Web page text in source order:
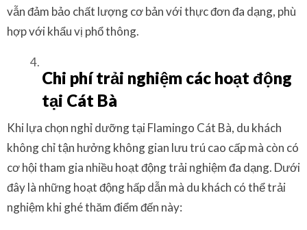
vẫn đảm bảo chất lượng cơ bản với thực đơn đa dạng, phù
hợp với khẩu vị phổ thông.
Chi phí trải nghiệm các hoạt động
tại Cát Bà
Khi lựa chọn nghỉ dưỡng tại Flamingo Cát Bà, du khách
không chỉ tận hưởng không gian lưu trú cao cấp mà còn có
cơ hội tham gia nhiều hoạt động trải nghiệm đa dạng. Dưới
đây là những hoạt động hấp dẫn mà du khách có thể trải
nghiệm khi ghé thăm điểm đến này: